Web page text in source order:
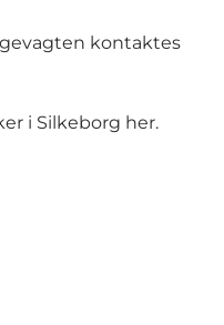
kontaktes
i Silkeborg her.